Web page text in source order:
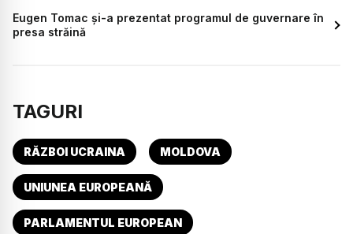
Eugen Tomac și-a prezentat programul de guvernare în
presa străină
TAGURI
RĂZBOI UCRAINA MOLDOVA
UNIUNEA EUROPEANĂ
PARLAMENTUL EUROPEAN